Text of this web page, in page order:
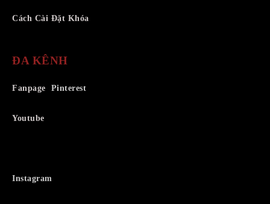
Cách Cài Đặt Khóa
ĐA KÊNH
Fanpage Pinterest
Youtube
Instagram